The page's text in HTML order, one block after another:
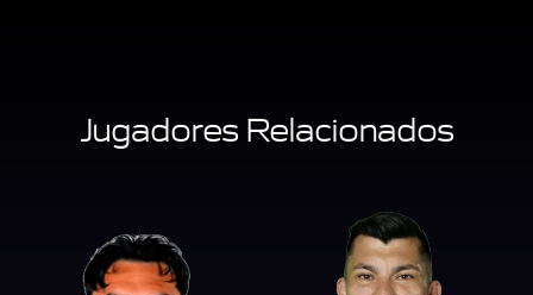
Jugadores Relacionados